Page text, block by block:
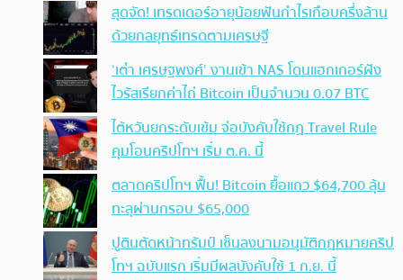
สุดจัด! เทรดเดอร์อายุน้อยฟันกำไรเกือบครึ่งล้าน
ด้วยกลยุทธ์เทรดตามเศรษฐี
‘เต๋า เศรษฐพงศ์’ งานเข้า NAS โดนแฮกเกอร์ฝัง
ไวรัสเรียกค่าไถ่ Bitcoin เป็นจำนวน 0.07 BTC
ไต้หวันยกระดับเข้ม จ่อบังคับใช้กฏ Travel Rule
คุมโอนคริปโทฯ เริ่ม ต.ค. นี้
ตลาดคริปโทฯ ฟื้น! Bitcoin ยื้อแถว $64,700 ลุ้น
ทะลุผ่านกรอบ $65,000
ปูตินตัดหน้าทรัมป์ เซ็นลงนามอนุมัติกฎหมายคริป
โทฯ ฉบับแรก เริ่มมีผลบังคับใช้ 1 ก.ย. นี้